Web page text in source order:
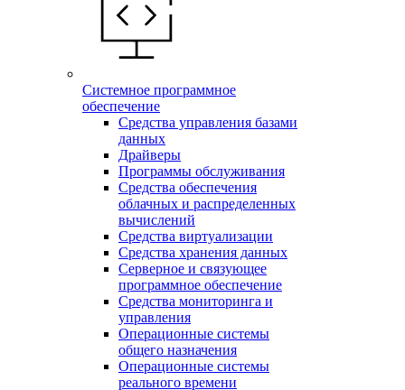
Системное программное
обеспечение
Средства управления базами
данных
Драйверы
Программы обслуживания
Средства обеспечения
облачных и распределенных
вычислений
Средства виртуализации
Средства хранения данных
Серверное и связующее
программное обеспечение
Средства мониторинга и
управления
Операционные системы
общего назначения
Операционные системы
реального времени